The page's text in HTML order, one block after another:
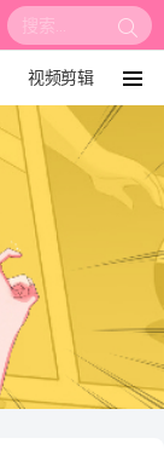
搜
索:
视频剪辑
单